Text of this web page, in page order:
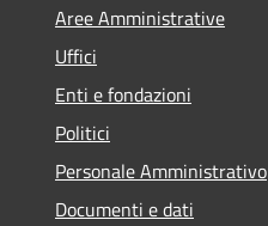
Aree Amministrative
Uffici
Enti e fondazioni
Politici
Personale Amministrativo
Documenti e dati